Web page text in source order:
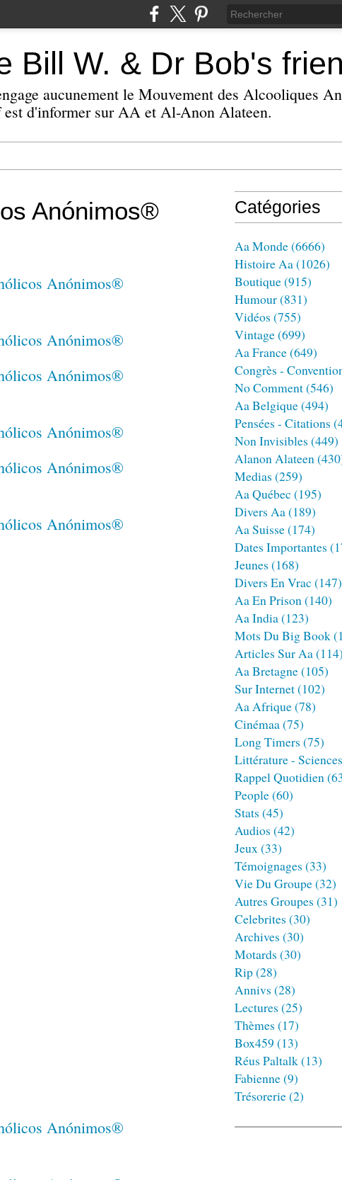
Bill W. & Dr Bob's
aucunement le Mouvement des Alcooliques
d'informer sur AA et Al-Anon Alateen.
Anónimos® Catégories
Aa Monde(6666)
Histoire Aa(1026)
Boutique(915)
Humour(831)
Vidéos (755)
Vintage(699)
Aa France(649)
Congrès -
No Comment(546)
Aa Belgique(494)
Pensées - Citations
Non Invisibles (449)
Alanon Alateen
Medias (259)
Aa Québec (195)
Divers Aa(189)
Aa Suisse(174)
Dates Importantes
Jeunes (168)
Divers En Vrac (147)
Aa En Prison(140)
Aa India(123)
Mots Du Big Book
Articles Sur Aa(114)
Aa Bretagne(105)
Sur Internet(102)
Aa Afrique(78)
Cinémaa(75)
Long Timers (75)
Littérature - Sciences
Rappel Quotidien
People(60)
Stats (45)
Audios (42)
Jeux(33)
Témoignages (33)
Vie Du Groupe(32)
Autres Groupes (31)
Celebrites (30)
Archives (30)
Motards (30)
Rip(28)
Annivs (28)
Lectures (25)
Thèmes (17)
Box459 (13)
Réus Paltalk(13)
Fabienne(9)
Trésorerie(2)